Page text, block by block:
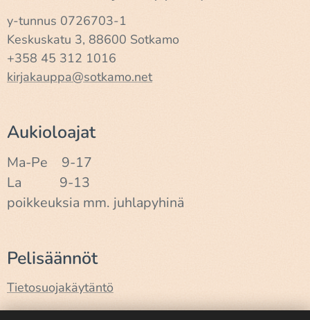
y-tunnus 0726703-1
Keskuskatu 3, 88600 Sotkamo
+358 45 312 1016
kirjakauppa@sotkamo.net
Aukioloajat
Ma-Pe 9-17
La 9-13
poikkeuksia mm. juhlapyhinä
Pelisäännöt
Tietosuojakäytäntö